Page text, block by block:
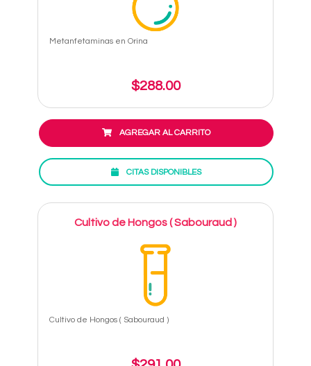
Metanfetaminas en Orina
$288.00
AGREGAR AL CARRITO
CITAS DISPONIBLES
Cultivo de Hongos ( Sabouraud )
Cultivo de Hongos ( Sabouraud )